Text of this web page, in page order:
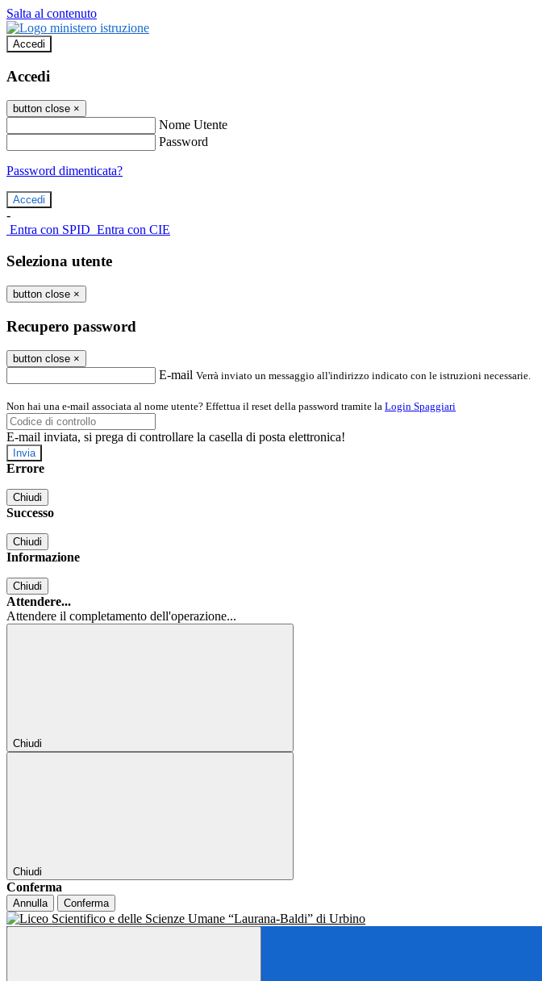
Salta al contenuto
Accedi
Accedi
button close ×
Nome Utente
Password
Password dimenticata?
-
Entra con SPID Entra con CIE
Seleziona utente
button close ×
Recupero password
button close ×
E-mail Verrà inviato un messaggio all'indirizzo indicato con le istruzioni necessarie.
Non hai una e-mail associata al nome utente? Effettua il reset della password tramite la Login Spaggiari
E-mail inviata, si prega di controllare la casella di posta elettronica!
Errore
Chiudi
Successo
Chiudi
Informazione
Chiudi
Attendere...
Attendere il completamento dell'operazione...
Chiudi
Chiudi
Conferma
Annulla Conferma